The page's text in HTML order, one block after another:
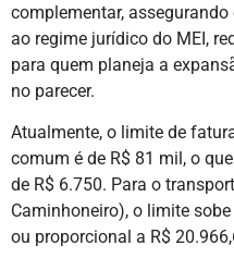
complementar,
ao regime jurídico do MEI,
para quem planeja a
no parecer.
Atualmente, o limite de
comum é de R$ 81 mil, o
de R$ 6.750. Para o
Caminhoneiro), o limite
ou proporcional a R$